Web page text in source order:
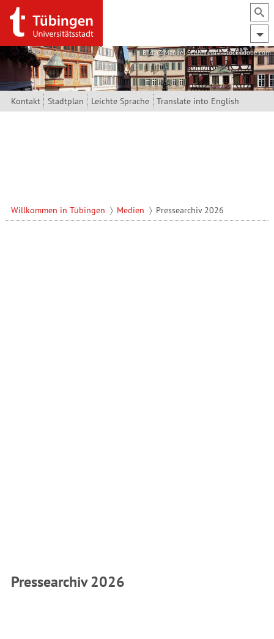
Direkt zum Inhalt
Bild: @Manuel Schönfeld – stock.adobe.com
Kontakt Stadtplan Leichte Sprache Translate into English
Willkommen in Tübingen Medien Pressearchiv 2026
Pressearchiv 2026